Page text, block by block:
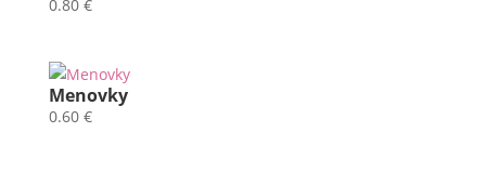
0.80 €
Menovky
0.60 €